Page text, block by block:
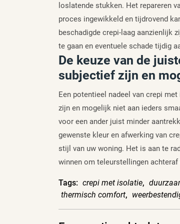
loslatende stukken. Het repareren
proces ingewikkeld en tijdrovend
beschadigde crepi-laag aanzienlijk
te gaan en eventuele schade tijdig
De keuze van de
subjectief zijn en
Een potentieel nadeel van crepi
zijn en mogelijk niet aan ieders
voor een ander juist minder
gewenste kleur en afwerking van
stijl van uw woning. Het is aan te
winnen om teleurstellingen
Tags: crepi met isolatie,
thermisch comfort,